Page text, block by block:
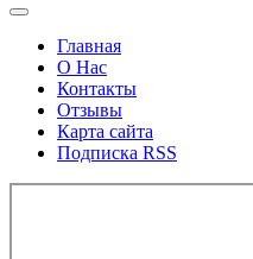
Главная
О Нас
Контакты
Отзывы
Карта сайта
Подписка RSS